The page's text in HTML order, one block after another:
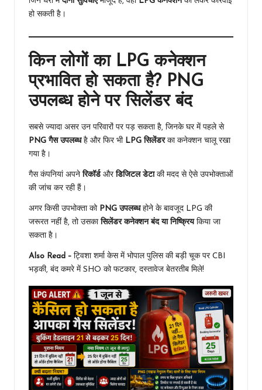
हो सकती है।
किन लोगों का LPG कनेक्शन
प्रभावित हो सकता है? PNG
उपलब्ध होने पर सिलेंडर बंद
सबसे ज्यादा असर उन परिवारों पर पड़ सकता है, जिनके घर में पहले से
PNG गैस उपलब्धहै और फिर भी LPG सिलेंडरका कनेक्शन चालू रखा
गया है।
गैस कंपनियां अपनेरिकॉर्डऔरडिजिटल डेटाकी मदद से ऐसे उपभोक्ताओं
की जांच कर रही हैं।
अगर किसी उपभोक्ता को PNG उपलब्धहोने के बावजूद LPG की
जरूरत नहीं है, तो उसकासिलेंडर कनेक्शन बंद या निष्क्रियकिया जा
सकता है।
Also Read – ट्विशा शर्मा केस में भोपाल पुलिस की बड़ी चूक पर CBI
भड़की, बंद कमरे में SHO को फटकार, दस्तावेज बेतरतीब मिले!